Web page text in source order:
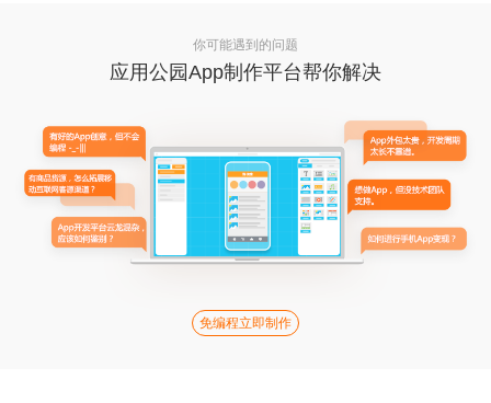
你可能遇到的问题
应用公园App制作平台帮你解决
免编程立即制作